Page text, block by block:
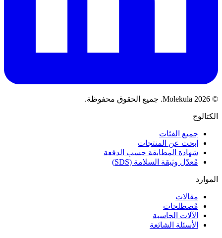
© 2026 Molekula. جميع الحقوق محفوظة.
الكتالوج
جميع الفئات
ابحث عن المنتجات
شهادة المطابقة حسب الدفعة
مُعدّل وثيقة السلامة (SDS)
الموارد
مقالات
مُصطلحات
الآلات الحاسبة
الأسئلة الشائعة